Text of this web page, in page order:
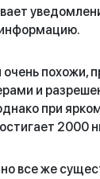
похожи,
и
при
2000
все же